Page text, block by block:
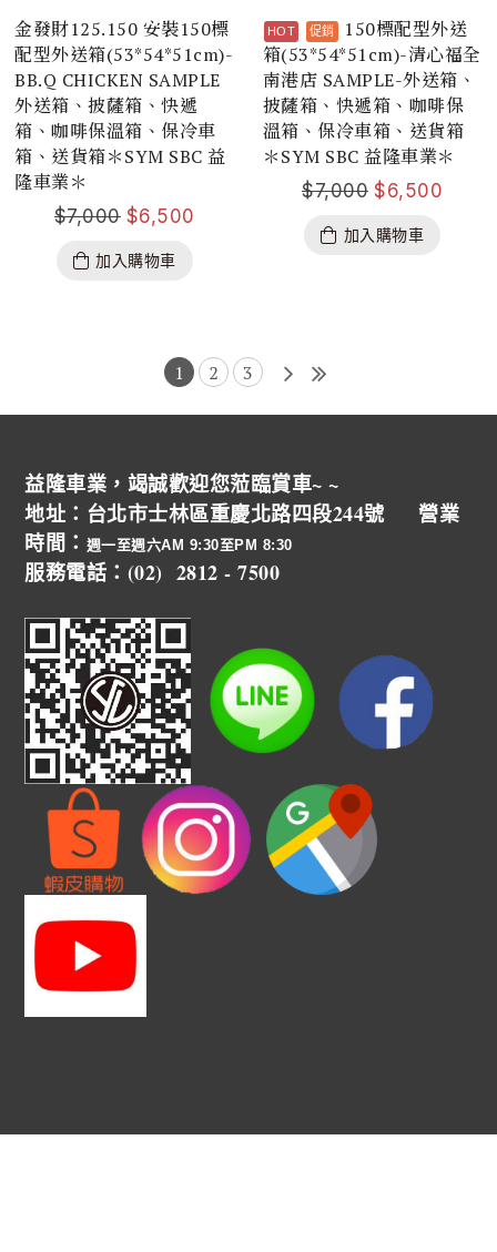
金發財125.150 安裝150標
配型外送箱(53*54*51cm)-
BB.Q CHICKEN SAMPLE
外送箱、披薩箱、快遞
箱、咖啡保溫箱、保冷車
箱、送貨箱＊SYM SBC 益
隆車業＊
$7,000 $6,500
加入購物車
150標配型外送
箱(53*54*51cm)-清心福全
南港店 SAMPLE-外送箱、
披薩箱、快遞箱、咖啡保
溫箱、保冷車箱、送貨箱
＊SYM SBC 益隆車業＊
$7,000 $6,500
加入購物車
1 2 3
益隆車業，竭誠歡迎您蒞臨賞車~ ~
地址：台北市士林區重慶北路四段244號 營業
時間： 週一至週六AM 9:30至PM 8:30
服務電話：(02) 2812 - 7500